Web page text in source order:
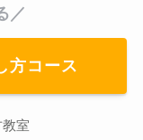
／
方コース
室